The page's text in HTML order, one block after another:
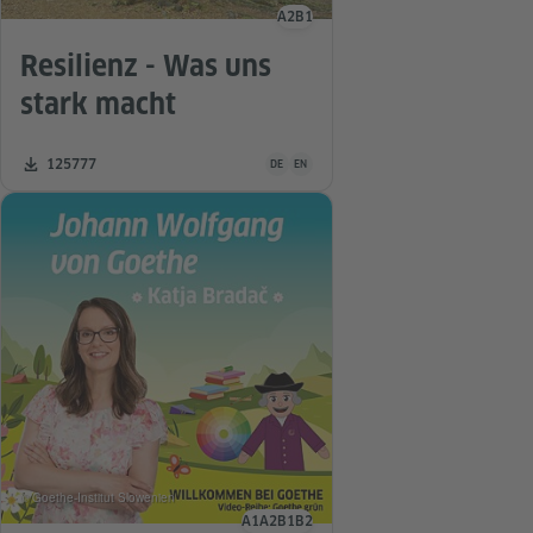
Resilienz - Was uns
stark macht
Zahl der Downloads:
125777 Unterrichtsmaterial ist in folgenden
DE EN
Sprachniveau
A2 B1
© Goethe-Institut Slowenien
Sprachniveau
A1A2 B1 B2